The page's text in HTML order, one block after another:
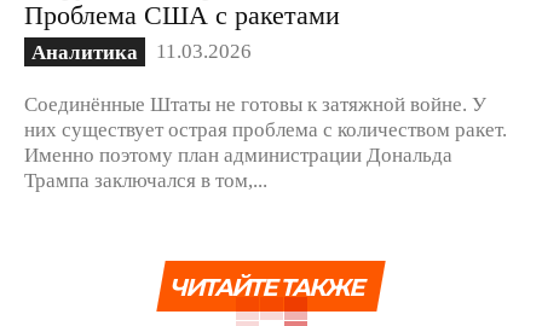
Проблема США с ракетами
Аналитика 11.03.2026
Соединённые Штаты не готовы к затяжной войне. У
них существует острая проблема с количеством ракет.
Именно поэтому план администрации Дональда
Трампа заключался в том,...
ЧИТАЙТЕ ТАКЖЕ